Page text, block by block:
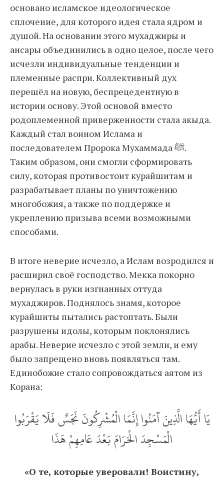
основано исламское идеологическое
сплочение, для которого идея стала ядром и
душой. На основании этого мухаджиры и
ансары объединились в одно целое, после чего
исчезли индивидуальные тенденции и
племенные распри. Коллективный дух
перешёл на новую, беспрецедентную в
истории основу. Этой основой вместо
родоплеменной приверженности стала акыда.
Каждый стал воином Ислама и
последователем Пророка Мухаммада ﷺ.
Таким образом, они смогли сформировать
силу, которая противостоит курайшитам и
разрабатывает планы по уничтожению
многобожия, а также по поддержке и
укреплению призыва всеми возможными
способами.
В итоге неверие исчезло, а Ислам возродился и
расширил своё господство. Мекка покорно
вернулась в руки изгнанных оттуда
мухаджиров. Поднялось знамя, которое
курайшиты пытались растоптать. Были
разрушены идолы, которым поклонялись
арабы. Неверие исчезло с этой земли, и ему
было запрещено вновь появляться там.
Единобожие стало сопровождаться аятом из
Корана:
يَا أَيُّهَا الَّذِينَ آمَنُوا إِنَّمَا الْمُشْرِكُونَ نَجَسٌ فَلَا يَقْرَبُوا
الْمَسْجِدَ الْحَرَامَ بَعْدَ عَامِهِمْ هَذَا
«О те, которые уверовали! Воистину,